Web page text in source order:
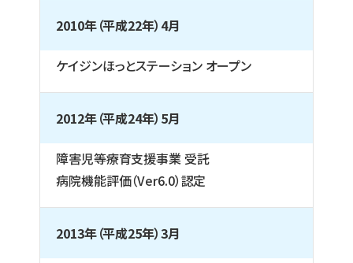
2010年（平成22年）4月
ケイジンほっとステーション オープン
2012年（平成24年）5月
障害児等療育支援事業 受託
病院機能評価（Ver6.0）認定
2013年（平成25年）3月